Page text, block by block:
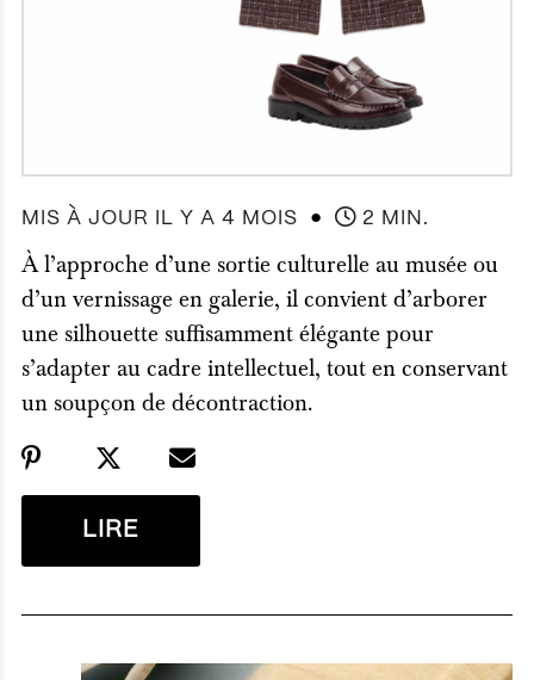
MIS À JOUR IL Y A 4 MOIS ● 2 MIN.
À l’approche d’une sortie culturelle au musée ou
d’un vernissage en galerie, il convient d’arborer
une silhouette suffisamment élégante pour
s’adapter au cadre intellectuel, tout en conservant
un soupçon de décontraction.
LIRE